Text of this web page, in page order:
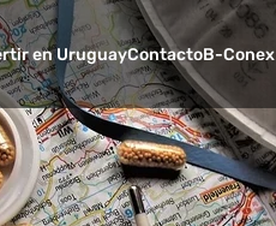
en UruguayContactoB-Conex